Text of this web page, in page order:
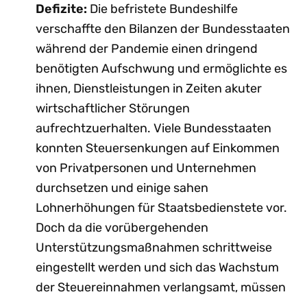
Defizite: Die befristete Bundeshilfe
verschaffte den Bilanzen der Bundesstaaten
während der Pandemie einen dringend
benötigten Aufschwung und ermöglichte es
ihnen, Dienstleistungen in Zeiten akuter
wirtschaftlicher Störungen
aufrechtzuerhalten. Viele Bundesstaaten
konnten Steuersenkungen auf Einkommen
von Privatpersonen und Unternehmen
durchsetzen und einige sahen
Lohnerhöhungen für Staatsbedienstete vor.
Doch da die vorübergehenden
Unterstützungsmaßnahmen schrittweise
eingestellt werden und sich das Wachstum
der Steuereinnahmen verlangsamt, müssen